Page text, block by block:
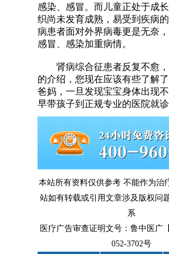
感染、感冒。而儿童正处于成
织尚未发育成熟，易受到疾病
病患者面对外界病毒更是无奈
感冒、感染加重病情。
肾病综合征患者反复不愈，
的介绍，您现在应该有些了解
爸妈，一旦发现宝宝身体出现
早带孩子到正规专业的医院就诊
本站所有资料仅供参考 不能作为治
站如有转载或引用文章涉及版权问
系
医疗广告审查证明文号：鲁中医广
052-3702号